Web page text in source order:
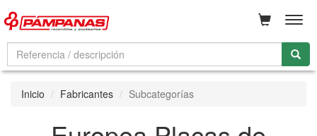
Inicio Fabricantes Subcategorías